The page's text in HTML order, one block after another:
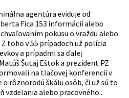
agentúra eviduje od
Fica 153 informácií alebo
pokusu o vraždu alebo
toho v 55 prípadoch už polícia
a prípadmi sa ďalej
Šutaj Eštok a prezident PZ
na tlačovej konferencii v
o rôznorodú škálu osôb, či už sú to
vzdelania alebo pracovného...